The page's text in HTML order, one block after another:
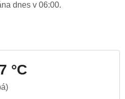
dnes v 06:00.
°C